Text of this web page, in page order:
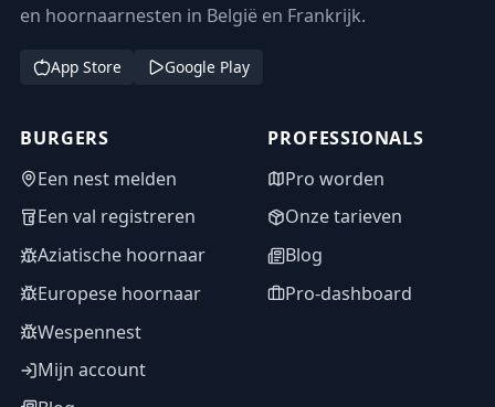
en hoornaarnesten in België en Frankrijk.
App Store Google Play
BURGERS
Een nest melden
Een val registreren
Aziatische hoornaar
Europese hoornaar
Wespennest
Mijn account
PROFESSIONALS
Pro worden
Onze tarieven
Blog
Pro-dashboard